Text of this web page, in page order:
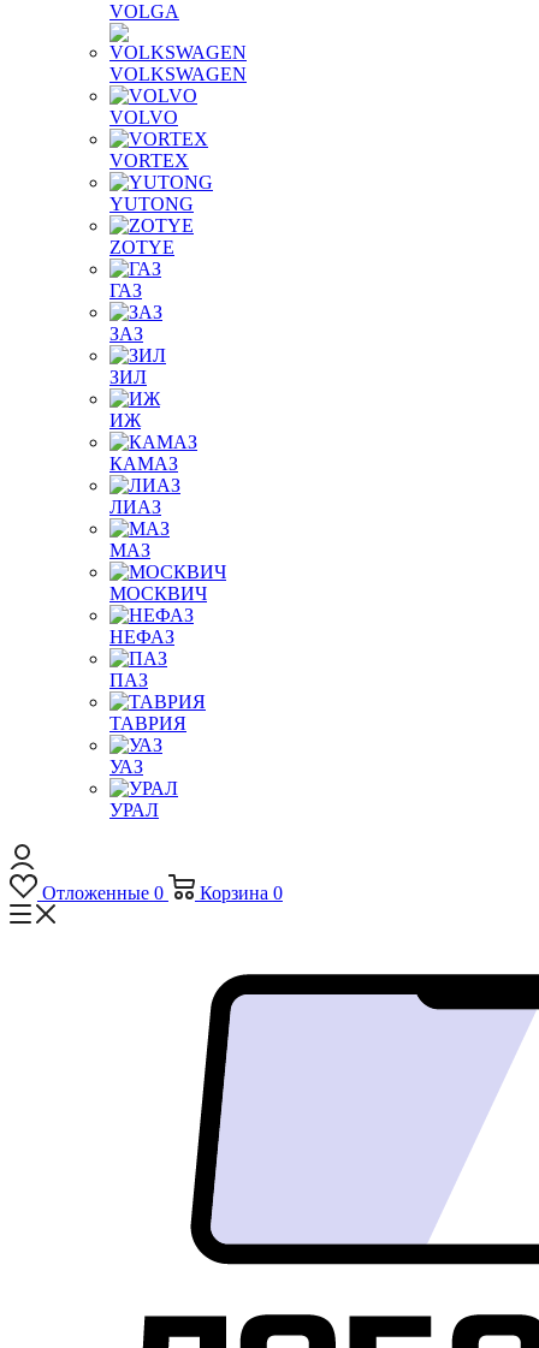
VOLGA
VOLKSWAGEN
VOLVO
VORTEX
YUTONG
ZOTYE
ГАЗ
ЗАЗ
ЗИЛ
ИЖ
КАМАЗ
ЛИАЗ
МАЗ
МОСКВИЧ
НЕФАЗ
ПАЗ
ТАВРИЯ
УАЗ
УРАЛ
Отложенные 0 Корзина 0